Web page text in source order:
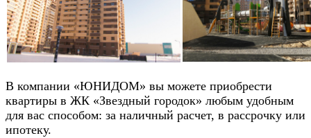
В компании «ЮНИДОМ» вы можете приобрести
квартиры в ЖК «Звездный городок» любым удобным
для вас способом: за наличный расчет, в рассрочку или
ипотеку.